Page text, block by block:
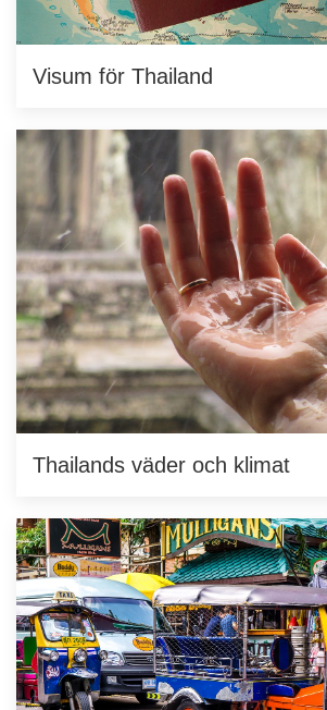
Visum för Thailand
Thailands väder och klimat